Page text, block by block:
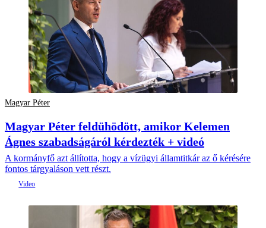
Magyar Péter
Magyar Péter feldühödött, amikor Kelemen
Ágnes szabadságáról kérdezték + videó
A kormányfő azt állította, hogy a vízügyi államtitkár az ő kérésére
fontos tárgyaláson vett részt.